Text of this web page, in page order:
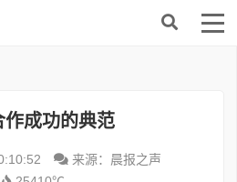
作成功的典范
来源：晨报之声